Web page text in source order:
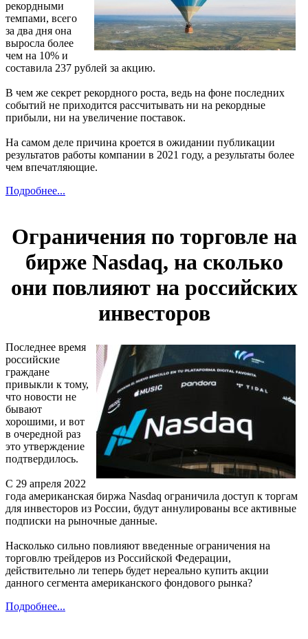
рекордными
темпами, всего
за два дня она
выросла более
чем на 10% и
составила 237 рублей за акцию.
В чем же секрет рекордного роста, ведь на фоне последних
событий не приходится рассчитывать ни на рекордные
прибыли, ни на увеличение поставок.
На самом деле причина кроется в ожидании публикации
результатов работы компании в 2021 году, а результаты более
чем впечатляющие.
Подробнее...
Ограничения по торговле на
бирже Nasdaq, на сколько
они повлияют на российских
инвесторов
Последнее время
российские
граждане
привыкли к тому,
что новости не
бывают
хорошими, и вот
в очередной раз
это утверждение
подтвердилось.
С 29 апреля 2022
года американская биржа Nasdaq ограничила доступ к торгам
для инвесторов из России, будут аннулированы все активные
подписки на рыночные данные.
Насколько сильно повлияют введенные ограничения на
торговлю трейдеров из Российской Федерации,
действительно ли теперь будет нереально купить акции
данного сегмента американского фондового рынка?
Подробнее...